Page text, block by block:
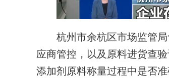
杭州市余杭区市场监管局
应商管控，以及原料进货查
添加剂原料称量过程中是否